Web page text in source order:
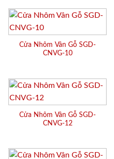
Cửa Nhôm Vân Gỗ SGD-
CNVG-10
Cửa Nhôm Vân Gỗ SGD-
CNVG-12